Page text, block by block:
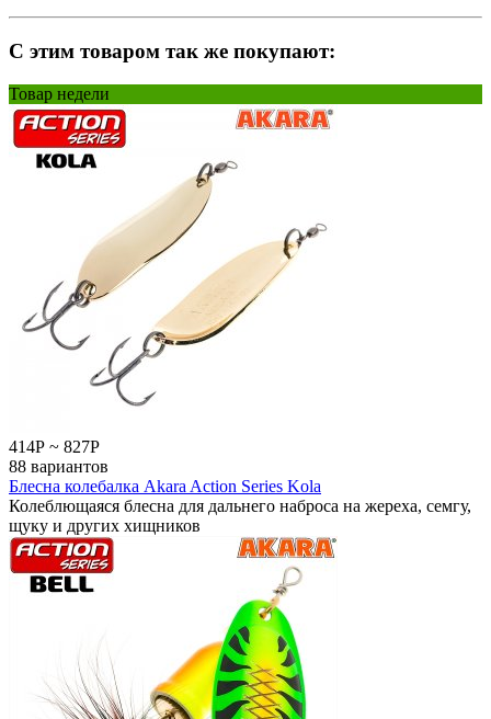
C этим товаром так же покупают:
Товар недели
414Р ~ 827Р
88 вариантов
Блесна колебалка Akara Action Series Kola
Колеблющаяся блесна для дальнего наброса на жереха, семгу,
щуку и других хищников